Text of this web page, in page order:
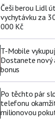
Češi berou Lidl
vychytávku za
000 Kč
T-Mobile
Dostanete nový
bonus
Po těchto pár
telefonu
milionovou